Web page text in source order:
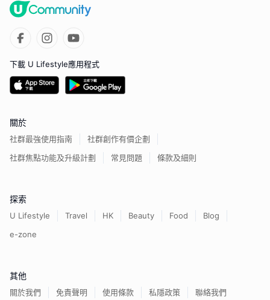
下載 U Lifestyle應用程式
關於
社群最強使用指南
社群創作有價企劃
社群焦點功能及升級計劃
常見問題 條款及細則
探索
U Lifestyle Travel HK Beauty Food
Blog
e-zone
其他
關於我們 免責聲明 使用條款 私隱政策 聯絡我們